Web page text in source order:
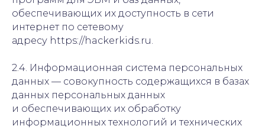
обеспечивающих их доступность в сети
интернет по сетевому
адресу https://hackerkids.ru.
2.4. Информационная система персональных
данных — совокупность содержащихся в базах
данных персональных данных
и обеспечивающих их обработку
информационных технологий и технических